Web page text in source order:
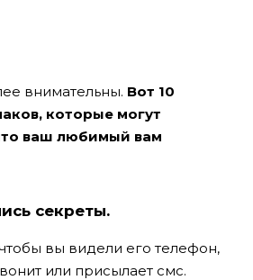
внимательны. Вот 10
которые могут
ваш любимый вам
секреты.
вы видели его телефон,
или присылает смс.